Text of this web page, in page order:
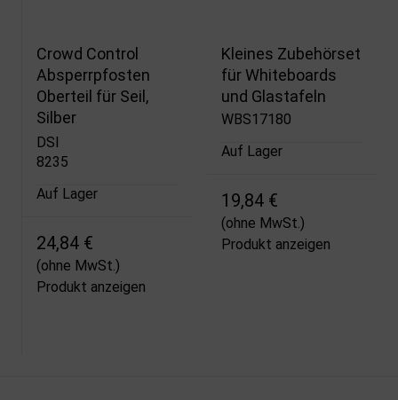
Crowd Control
Absperrpfosten
Oberteil für Seil,
Silber
DSI
8235
Auf Lager
24,84 €
(ohne MwSt.)
Produkt anzeigen
Kleines Zubehörset
für Whiteboards
und Glastafeln
WBS17180
Auf Lager
19,84 €
(ohne MwSt.)
Produkt anzeigen